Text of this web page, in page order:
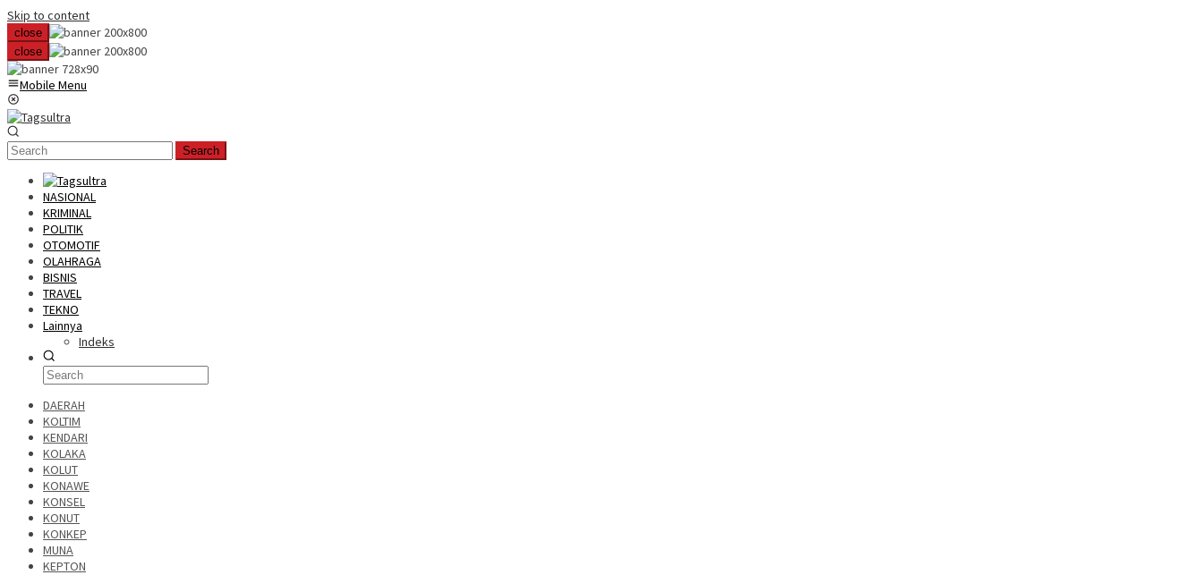
Skip to content
close
close
Mobile Menu
Search
NASIONAL
KRIMINAL
POLITIK
OTOMOTIF
OLAHRAGA
BISNIS
TRAVEL
TEKNO
Lainnya
Indeks
DAERAH
KOLTIM
KENDARI
KOLAKA
KOLUT
KONAWE
KONSEL
KONUT
KONKEP
MUNA
KEPTON